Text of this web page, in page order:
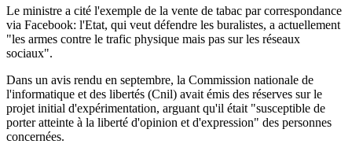
Le ministre a cité l'exemple de la vente de tabac par correspondance
via Facebook: l'Etat, qui veut défendre les buralistes, a actuellement
"les armes contre le trafic physique mais pas sur les réseaux
sociaux".
Dans un avis rendu en septembre, la Commission nationale de
l'informatique et des libertés (Cnil) avait émis des réserves sur le
projet initial d'expérimentation, arguant qu'il était "susceptible de
porter atteinte à la liberté d'opinion et d'expression" des personnes
concernées.